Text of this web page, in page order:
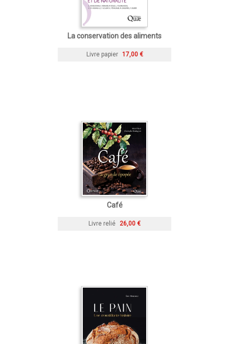
La conservation des aliments
Livre papier 17,00 €
Café
Livre relié 26,00 €